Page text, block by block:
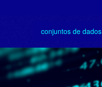
conjuntos de dados